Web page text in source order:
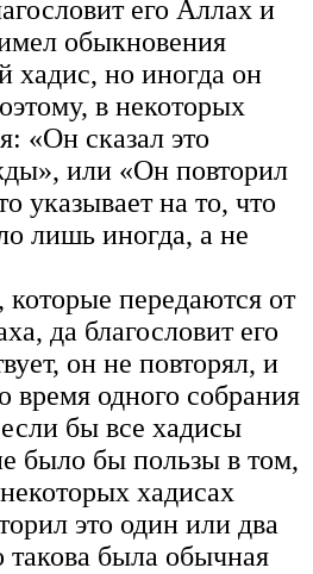
его Аллах и
обыкновения
хадис, но иногда он
в некоторых
«Он сказал это
или «Он повторил
указывает на то, что
лишь иногда, а не
передаются от
да благословит его
он не повторял, и
время одного собрания
бы все хадисы
было бы пользы в том,
хадисах
это один или два
такова была обычная